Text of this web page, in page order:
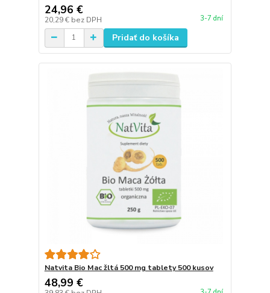
24,96 €
20,29 € bez DPH 3-7 dní
Pridať do košíka
Natvita Bio Mac žltá 500 mg tablety 500 kusov
48,99 €